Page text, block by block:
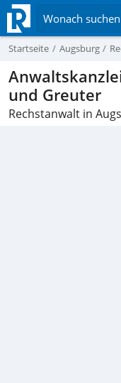
Wonach suchen
Startseite Augsburg
und Greuter
Rechstanwalt in